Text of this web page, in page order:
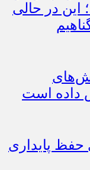
این در حالی
داده است
حفظ پایداری